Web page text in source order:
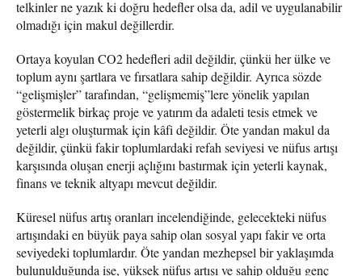
telkinler ne yazık ki doğru hedefler olsa da, adil ve uygulanabilir
olmadığı için makul değillerdir.
Ortaya koyulan CO2 hedefleri adil değildir, çünkü her ülke ve
toplum aynı şartlara ve fırsatlara sahip değildir. Ayrıca sözde
“gelişmişler” tarafından, “gelişmemiş”lere yönelik yapılan
göstermelik birkaç proje ve yatırım da adaleti tesis etmek ve
yeterli algı oluşturmak için kâfi değildir. Öte yandan makul da
değildir, çünkü fakir toplumlardaki refah seviyesi ve nüfus artışı
karşısında oluşan enerji açlığını bastırmak için yeterli kaynak,
finans ve teknik altyapı mevcut değildir.
Küresel nüfus artış oranları incelendiğinde, gelecekteki nüfus
artışındaki en büyük paya sahip olan sosyal yapı fakir ve orta
seviyedeki toplumlardır. Öte yandan mezhepsel bir yaklaşımda
bulunulduğunda ise, yüksek nüfus artışı ve sahip olduğu genç